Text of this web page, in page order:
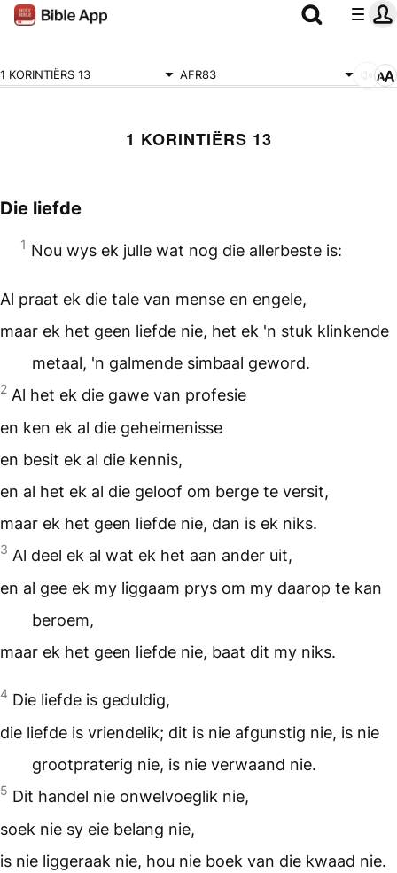
1 KORINTIËRS 13 AFR83
1 KORINTIËRS 13
Die liefde
1 Nou wys ek julle wat nog die allerbeste is:
Al praat ek die tale van mense en engele,
maar ek het geen liefde nie, het ek 'n stuk klinkende
metaal, 'n galmende simbaal geword.
2 Al het ek die gawe van profesie
en ken ek al die geheimenisse
en besit ek al die kennis,
en al het ek al die geloof om berge te versit,
maar ek het geen liefde nie, dan is ek niks.
3 Al deel ek al wat ek het aan ander uit,
en al gee ek my liggaam prys om my daarop te kan
beroem,
maar ek het geen liefde nie, baat dit my niks.
4 Die liefde is geduldig,
die liefde is vriendelik; dit is nie afgunstig nie, is nie
grootpraterig nie, is nie verwaand nie.
5 Dit handel nie onwelvoeglik nie,
soek nie sy eie belang nie,
is nie liggeraak nie, hou nie boek van die kwaad nie.